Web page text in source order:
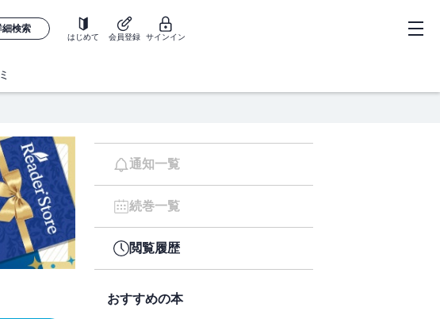
細検索
はじめて 会員登録 サインイン
通知一覧
続巻一覧
閲覧履歴
おすすめの本